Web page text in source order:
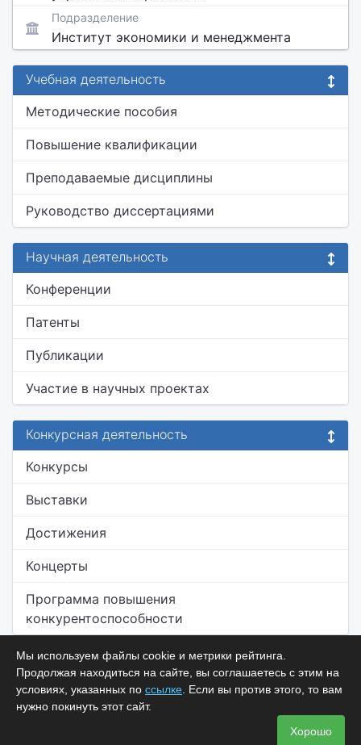
Подразделение
Институт экономики и менеджмента
Учебная деятельность
Методические пособия
Повышение квалификации
Преподаваемые дисциплины
Руководство диссертациями
Научная деятельность
Конференции
Патенты
Публикации
Участие в научных проектах
Конкурсная деятельность
Конкурсы
Выставки
Достижения
Концерты
Программа повышения
конкурентоспособности
Мы используем файлы cookie и метрики рейтинга.
Продолжая находиться на сайте, вы соглашаетесь с этим на
условиях, указанных по ссылке . Если вы против этого, то вам
нужно покинуть этот сайт.
Хорошо